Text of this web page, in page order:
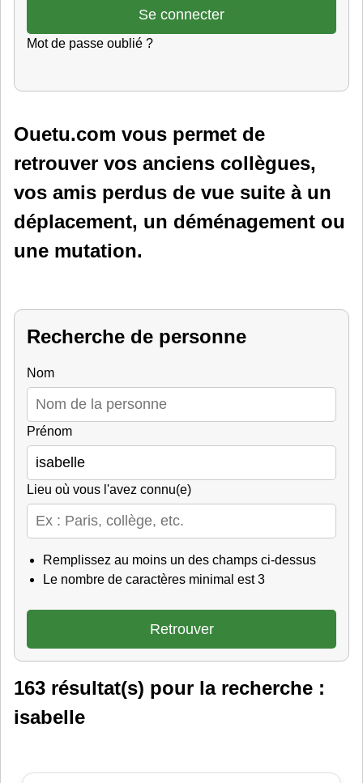
Mot de passe oublié ?
Ouetu.com vous permet de
retrouver vos anciens collègues,
vos amis perdus de vue suite à un
déplacement, un déménagement ou
une mutation.
Recherche de personne
Nom
Prénom
Lieu où vous l'avez connu(e)
Remplissez au moins un des champs ci-dessus
Le nombre de caractères minimal est 3
163 résultat(s) pour la recherche :
isabelle